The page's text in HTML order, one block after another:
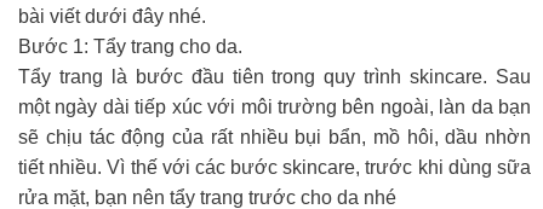
bài viết dưới đây nhé.
Bước 1: Tẩy trang cho da.
Tẩy trang là bước đầu tiên trong quy trình skincare. Sau
một ngày dài tiếp xúc với môi trường bên ngoài, làn da bạn
sẽ chịu tác động của rất nhiều bụi bẩn, mồ hôi, dầu nhờn
tiết nhiều. Vì thế với các bước skincare, trước khi dùng sữa
rửa mặt, bạn nên tẩy trang trước cho da nhé